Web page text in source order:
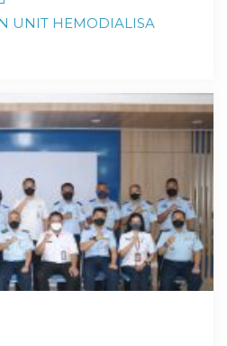
UNIT HEMODIALISA